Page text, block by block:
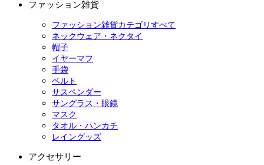
ファッション雑貨
ファッション雑貨カテゴリすべて
ネックウェア・ネクタイ
帽子
イヤーマフ
手袋
ベルト
サスペンダー
サングラス・眼鏡
マスク
タオル・ハンカチ
レイングッズ
アクセサリー